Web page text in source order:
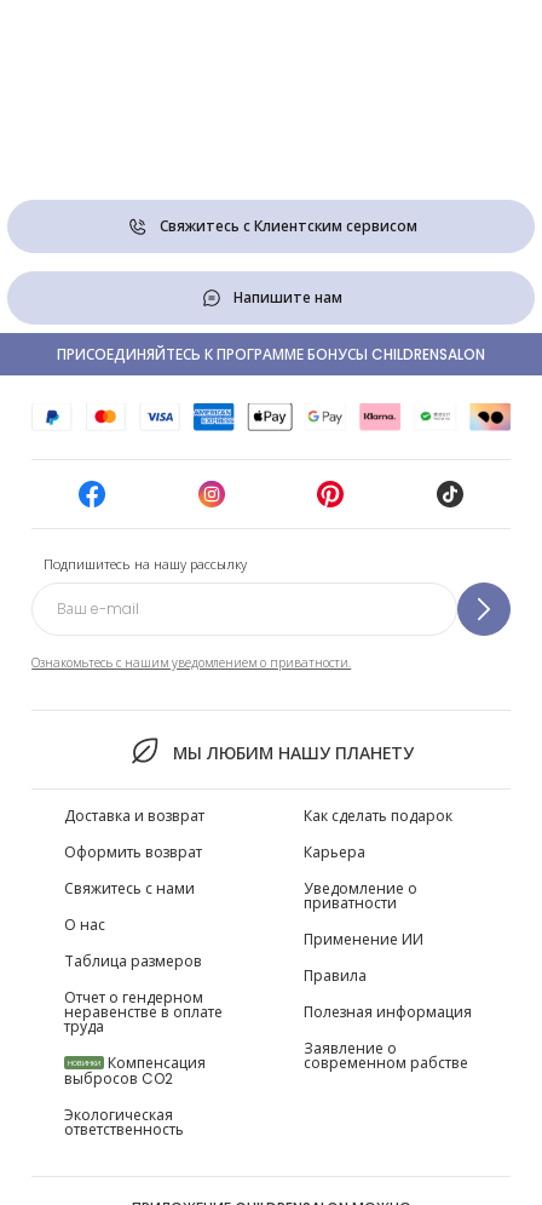
Свяжитесь с Клиентским сервисом
Напишите нам
Подпишитесь на нашу рассылку
Ознакомьтесь с нашим уведомлением о приватности.
МЫ ЛЮБИМ НАШУ ПЛАНЕТУ
ПРИСОЕДИНЯЙТЕСЬ К ПРОГРАММЕ БОНУСЫ CHILDRENSALON
Доставка и возврат
Оформить возврат
Свяжитесь с нами
О нас
Таблица размеров
Отчет о гендерном
неравенстве в оплате
труда
НОВИНКИ Компенсация
выбросов CO2
Экологическая
ответственность
Как сделать подарок
Карьера
Уведомление о
приватности
Применение ИИ
Правила
Полезная информация
Заявление о
современном рабстве